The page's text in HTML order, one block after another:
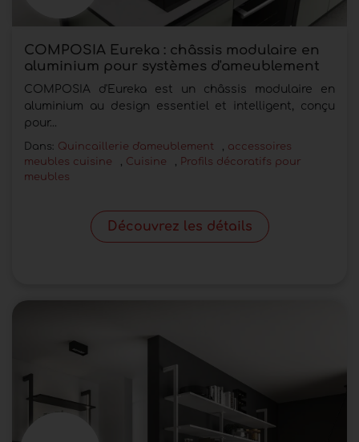
COMPOSIA Eureka : châssis modulaire en
aluminium pour systèmes d'ameublement
COMPOSIA d'Eureka est un châssis modulaire en
aluminium au design essentiel et intelligent, conçu
pour...
Dans: Quincaillerie d'ameublement
accessoires
meubles cuisine
Cuisine
Profils décoratifs pour
meubles
Découvrez les détails